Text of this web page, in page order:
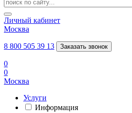
Личный кабинет
Москва
8 800 505 39 13 Заказать звонок
0
0
Москва
Услуги
Информация